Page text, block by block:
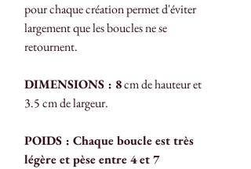
pour chaque création permet d'éviter
largement que les boucles ne se
retournent.
DIMENSIONS : 8cm de hauteur et
3.5 cm de largeur.
POIDS : Chaque boucle est très
légère et pèse entre 4 et 7